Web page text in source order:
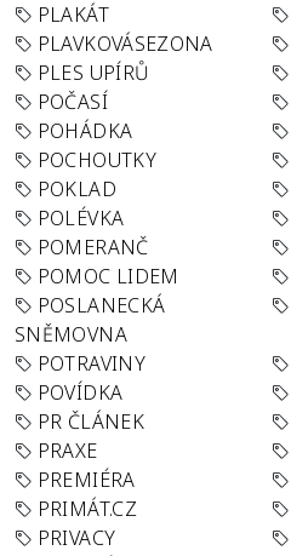
PLAKÁT
PLAVKOVÁSEZONA
PLES UPÍRŮ
POČASÍ
POHÁDKA
POCHOUTKY
POKLAD
POLÉVKA
POMERANČ
POMOC LIDEM
POSLANECKÁ
SNĚMOVNA
POTRAVINY
POVÍDKA
PR ČLÁNEK
PRAXE
PREMIÉRA
PRIMÁT.CZ
PRIVACY